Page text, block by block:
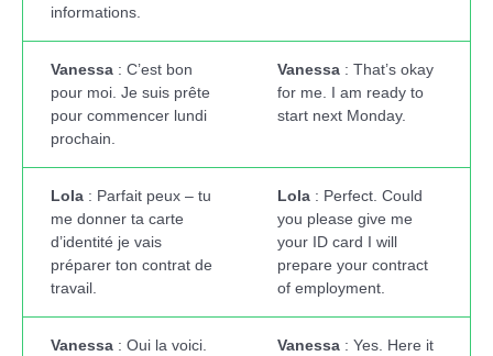
informations.
Vanessa : C’est bon
pour moi. Je suis prête
pour commencer lundi
prochain.
Vanessa : That’s okay
for me. I am ready to
start next Monday.
Lola : Parfait peux – tu
me donner ta carte
d’identité je vais
préparer ton contrat de
travail.
Lola : Perfect. Could
you please give me
your ID card I will
prepare your contract
of employment.
Vanessa : Oui la voici. Vanessa : Yes. Here it